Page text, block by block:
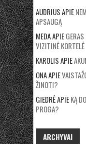
AUDRIUSAPIE
APSAUGĄ
MEDAAPIE
VIZITINĖ KORTELĖ
KAROLISAPIE
ONAAPIE
ŽINOTI?
GIEDRĖAPIEKĄ
PROGA?
ARCHYVAI